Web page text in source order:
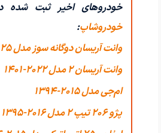
خودروهای اخیر ثبت
خودروشاپ:
وانت آریسان دوگانه سوز مدل 2025-1404
وانت آریسان 2 مدل 2022-1401
ام‌جی مدل 2015-1394
پژو 206 تیپ ۲ مدل 2016-1395